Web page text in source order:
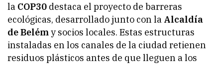
la COP30 destaca el proyecto de barreras
ecológicas, desarrollado junto con la Alcaldía
de Belémy socios locales. Estas estructuras
instaladas en los canales de la ciudad retienen
residuos plásticos antes de que lleguen a los